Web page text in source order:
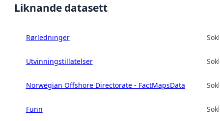
Liknande datasett
Rørledninger
Utvinningstillatelser
Norwegian Offshore Directorate - FactMapsData
Funn